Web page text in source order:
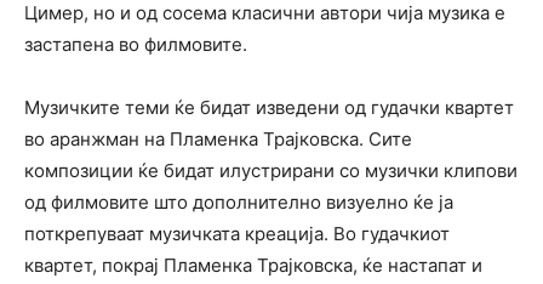
Цимер, но и од сосема класични автори чија музика е
застапена во филмовите.
Музичките теми ќе бидат изведени од гудачки квартет
во аранжман на Пламенка Трајковска. Сите
композиции ќе бидат илустрирани со музички клипови
од филмовите што дополнително визуелно ќе ја
поткрепуваат музичката креација. Во гудачкиот
квартет, покрај Пламенка Трајковска, ќе настапат и